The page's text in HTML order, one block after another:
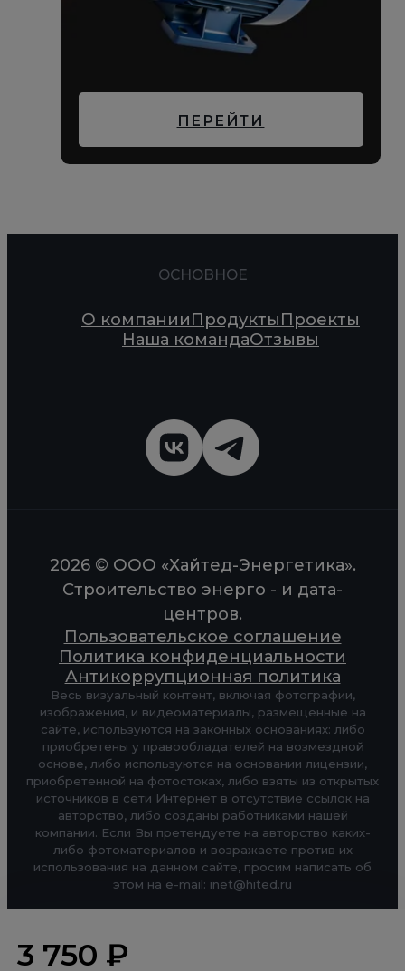
3 750 ₽
ПЕРЕЙТИ
ОСНОВНОЕ
О компанииПродуктыПроекты
Наша командаОтзывы
2026 © ООО «Хайтед-Энергетика».
Строительство энерго - и дата-
центров.
Пользовательское соглашение
Политика конфиденциальности
Антикоррупционная политика
Весь визуальный контент, включая фотографии,
изображения, и видеоматериалы, размещенные на
сайте, используются на законных основаниях: либо
приобретены у правообладателей на возмездной
основе, либо используются на основании лицензии,
приобретенной на фотостоках, либо взяты из открытых
источников в сети Интернет в отсутствие ссылок на
авторство, либо созданы работниками нашей
компании. Если Вы претендуете на авторство каких-
либо фотоматериалов и возражаете против их
использования на данном сайте, просим написать об
этом на e-mail: inet@hited.ru